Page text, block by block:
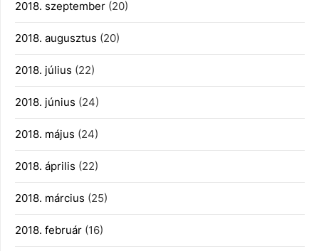
2018. szeptember (20)
2018. augusztus (20)
2018. július (22)
2018. június (24)
2018. május (24)
2018. április (22)
2018. március (25)
2018. február (16)